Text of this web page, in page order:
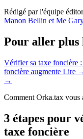
Rédigé par l'équipe
Manon Bellin et Me
Pour aller plus
Vérifier sa taxe foncière
foncière augmente Lire
→
Comment Orka.tax vous
3 étapes pour
taxe foncière